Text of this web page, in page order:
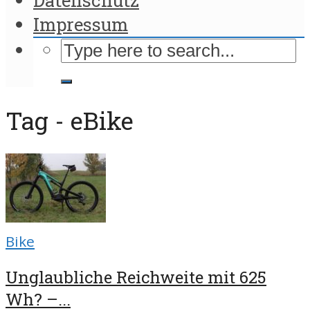
Impressum
Tag - eBike
Bike
Unglaubliche Reichweite mit 625
Wh? –...